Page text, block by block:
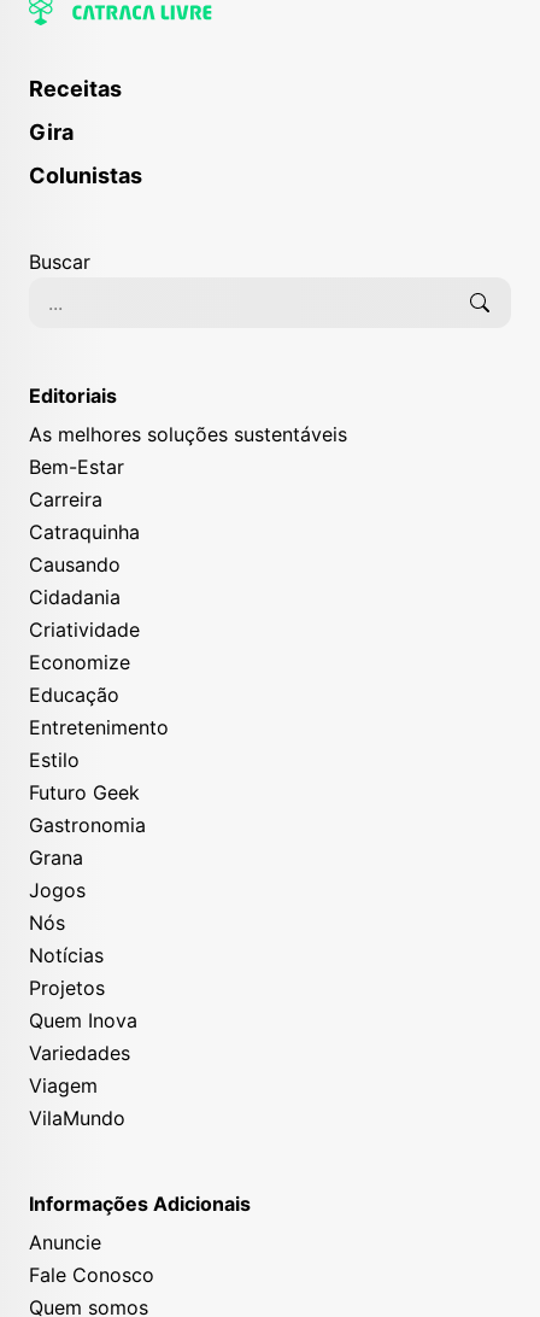
Receitas
Gira
Colunistas
Buscar
Editoriais
As melhores soluções sustentáveis
Bem-Estar
Carreira
Catraquinha
Causando
Cidadania
Criatividade
Economize
Educação
Entretenimento
Estilo
Futuro Geek
Gastronomia
Grana
Jogos
Nós
Notícias
Projetos
Quem Inova
Variedades
Viagem
VilaMundo
Informações Adicionais
Anuncie
Fale Conosco
Quem somos